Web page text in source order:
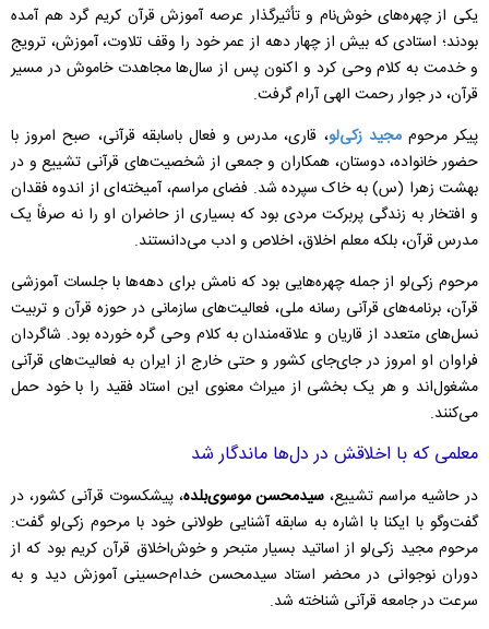
یکی از چهره‌های خوش‌نام و تأثیرگذار عرصه آموزش قرآن کریم گرد هم آمده
بودند؛ استادی که بیش از چهار دهه از عمر خود را وقف تلاوت، آموزش، ترویج
و خدمت به کلام وحی کرد و اکنون پس از سال‌ها مجاهدت خاموش در مسیر
قرآن، در جوار رحمت الهی آرام گرفت.
پیکر مرحوممجید زکی‌لو، قاری، مدرس و فعال باسابقه قرآنی، صبح امروز با
حضور خانواده، دوستان، همکاران و جمعی از شخصیت‌های قرآنی تشییع و در
بهشت زهرا (س) به خاک سپرده شد. فضای مراسم، آمیخته‌ای از اندوه فقدان
و افتخار به زندگی پربرکت مردی بود که بسیاری از حاضران او را نه صرفاً یک
مدرس قرآن، بلکه معلم اخلاق، اخلاص و ادب می‌دانستند.
مرحوم زکی‌لو از جمله چهره‌هایی بود که نامش برای دهه‌ها با جلسات آموزشی
قرآن، برنامه‌های قرآنی رسانه ملی، فعالیت‌های سازمانی در حوزه قرآن و تربیت
نسل‌های متعدد از قاریان و علاقه‌مندان به کلام وحی گره خورده بود. شاگردان
فراوان او امروز در جای‌جای کشور و حتی خارج از ایران به فعالیت‌های قرآنی
مشغول‌اند و هر یک بخشی از میراث معنوی این استاد فقید را با خود حمل
می‌کنند.
معلمی که با اخلاقش در دل‌ها ماندگار شد
در حاشیه مراسم تشییع، سیدمحسن موسوی‌بلده، پیشکسوت قرآنی کشور، در
گفت‌و‌گو با ایکنا با اشاره به سابقه آشنایی طولانی خود با مرحوم زکی‌لو گفت:
مرحوم مجید زکی‌لو از اساتید بسیار متبحر و خوش‌اخلاق قرآن کریم بود که از
دوران نوجوانی در محضر استاد سیدمحسن خدام‌حسینی آموزش دید و به
سرعت در جامعه قرآنی شناخته شد.